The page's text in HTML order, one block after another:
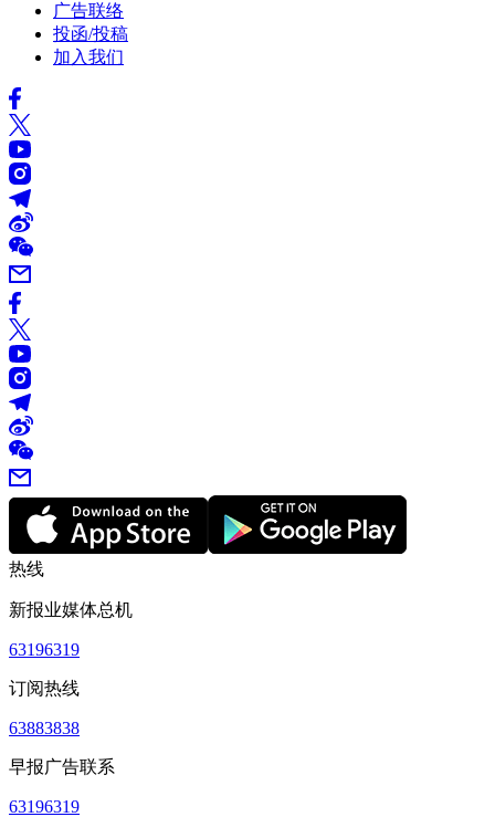
广告联络
投函/投稿
加入我们
热线
新报业媒体总机
63196319
订阅热线
63883838
早报广告联系
63196319